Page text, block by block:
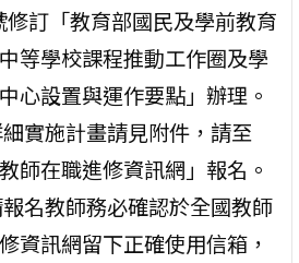
修訂「教育部國民及學前教育
等學校課程推動工作圈及學
心設置與運作要點」辦理。
實施計畫請見附件，請至
教師在職進修資訊網」報名。
名教師務必確認於全國教師
資訊網留下正確使用信箱，